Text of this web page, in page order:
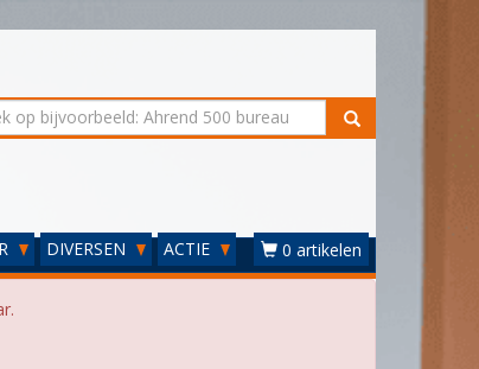
DIVERSEN ACTIE 0 artikelen